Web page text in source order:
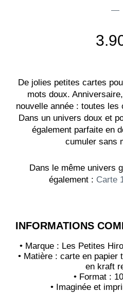
De jolies petites cartes
mots doux.
nouvelle année : toutes
Dans un univers doux et
également parfaite en
cumuler sans
Dans le même univers
également : Carte
INFORMATIONS
• Marque : Les Petites
• Matière : carte en papier
en kraft
• Format :
• Imaginée et